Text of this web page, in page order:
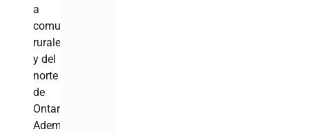
a
comunidades
rurales
y del
norte
de
Ontario.
Además,